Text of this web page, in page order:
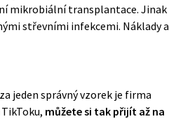
mikrobiální transplantace. Jinak
střevními infekcemi. Náklady a
jeden správný vzorek je firma
můžete si tak přijít až na